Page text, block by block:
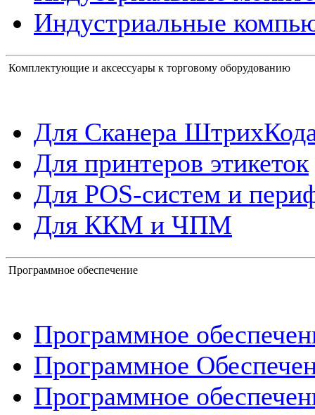
Индустриальные
Комплектующие и аксессуары к торговому оборудованию
Для Сканера
Для принтеров этикеток
Для POS-систем и
Для ККМ и ЧПМ
Программное обеспечение
Программное
Программное
Программное